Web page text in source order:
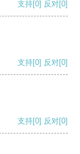
支持[0] 反对[0]
支持[0] 反对[0]
支持[0] 反对[0]